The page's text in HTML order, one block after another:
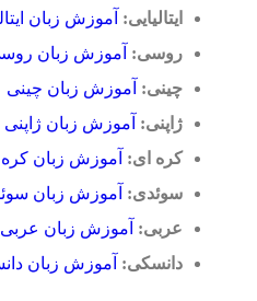
ایتالیایی: آموزش زبان
روسی: آموزش زبان
چینی: آموزش زبان چینی
ژاپنی: آموزش زبان ژاپنی
کره ای: آموزش زبان
سوئدی: آموزش زبان
عربی: آموزش زبان عربی
دانسکی: آموزش زبان